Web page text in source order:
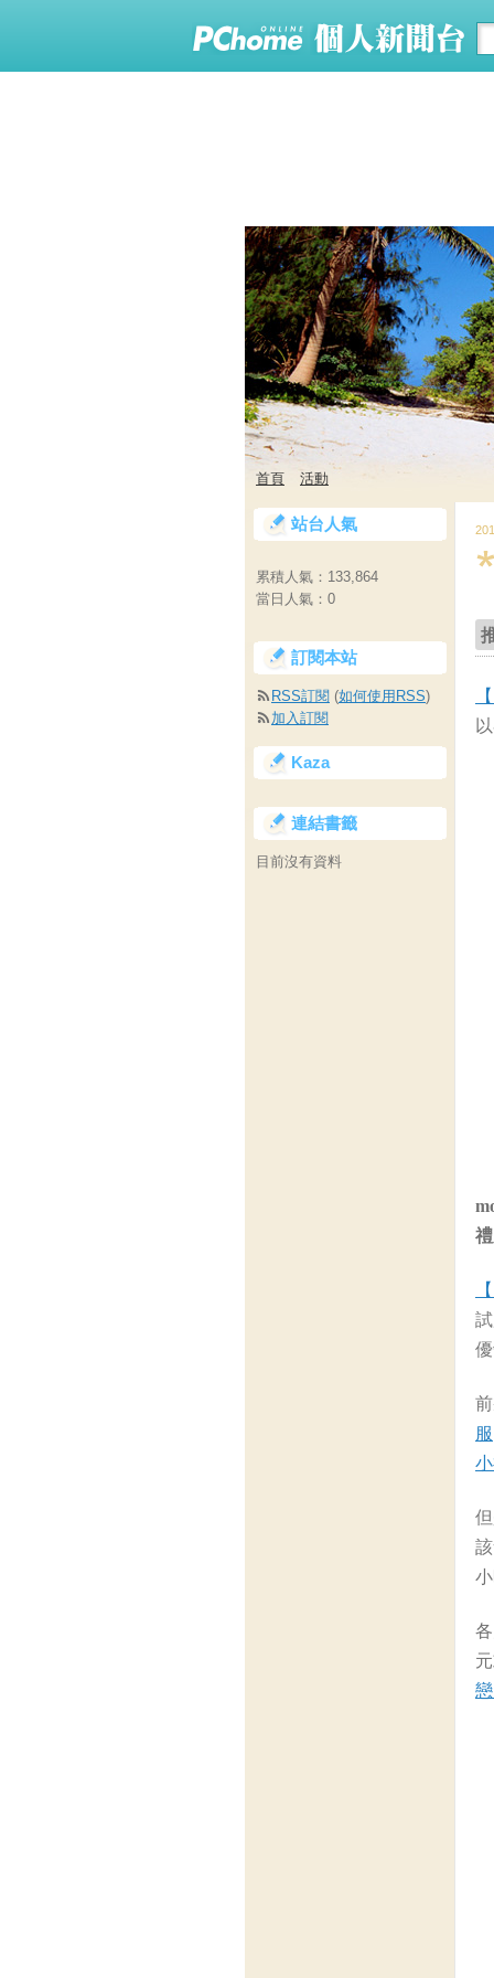
首頁 活動
服
站台人氣
累積人氣： 133,864
當日人氣： 0
訂閱本站
RSS訂閱 (如何使用RSS)
加入訂閱
Kaza
連結書籤
目前沒有資料